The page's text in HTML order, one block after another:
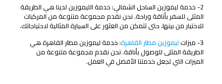
2- خدمة ليموزين الساحل الشمالي: خدمة الليموزين لدينا هي الطريقة
المثلى للسفر بأناقة وراحة. نحن نقدم مجموعة متنوعة من المركبات
للاختيار من بينها، حتى تتمكن من العثور على السيارة المثالية لاحتياجاتك.
3- ميزات
ليموزين مطار القاهرة: خدمة ليموزين مطار القاهرة هي
الطريقة المثلى للوصول بأناقة. نحن نقدم مجموعة متنوعة من
الميزات التي تجعل خدمتنا الأفضل في العمل.